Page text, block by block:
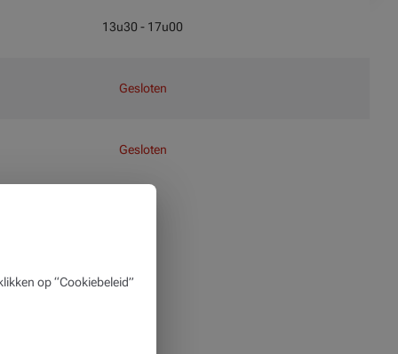
13u30 - 17u00
Gesloten
Gesloten
op “Cookiebeleid”